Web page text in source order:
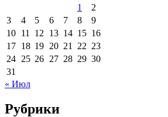
1
2
3
4 5 6 7 8
9
10 11 12 13 14 15 16
17 18 19 20 21 22 23
24 25 26 27 28 29 30
31
« Июл
Рубрики